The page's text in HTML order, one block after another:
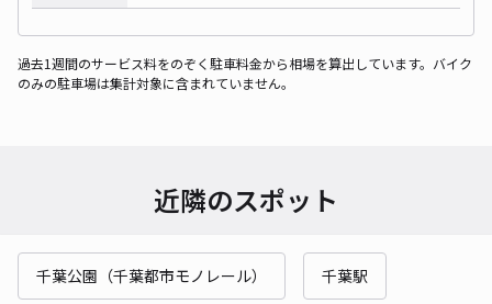
過去1週間のサービス料をのぞく駐車料金から相場を算出しています。バイク
のみの駐車場は集計対象に含まれていません。
近隣のスポット
千葉公園（千葉都市モノレール） 千葉駅